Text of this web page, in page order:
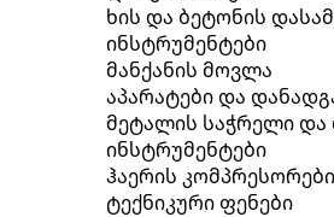
ხის და ბეტონის
ინსტრუმენტები
მანქანის მოვლა
აპარატები და
მეტალის საჭრელი და
ინსტრუმენტები
ჰაერის კომპრესორები
ტექნიკური ფენები